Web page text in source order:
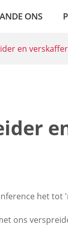
ONS
en
het tot
ons